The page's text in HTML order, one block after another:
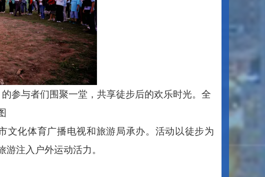
参与者们围聚一堂，共享徒步后的欢乐时光。全
文化体育广播电视和旅游局承办。活动以徒步为
注入户外运动活力。